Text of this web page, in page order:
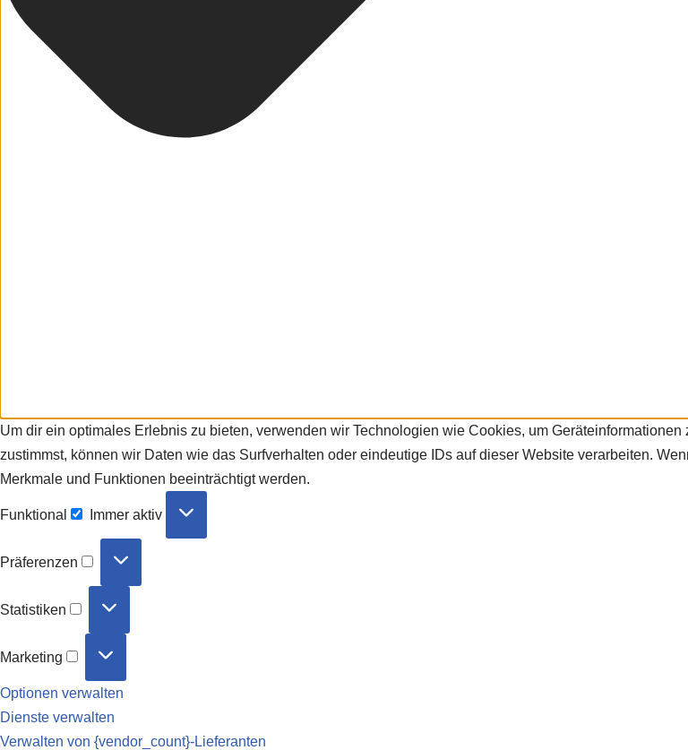
Um dir ein optimales Erlebnis zu bieten, verwenden wir Technologien wie Cookies, um
zustimmst, können wir Daten wie das Surfverhalten oder eindeutige IDs auf dieser Website verarbeiten.
Merkmale und Funktionen beeinträchtigt werden.
Funktional Immer aktiv
Präferenzen
Statistiken
Marketing
Optionen verwalten
Dienste verwalten
Verwalten von {vendor_count}-Lieferanten